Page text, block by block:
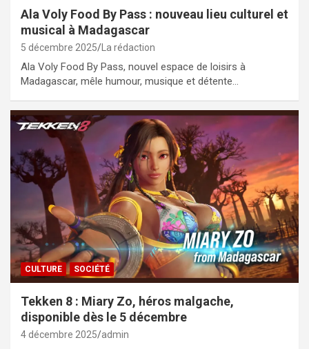
Ala Voly Food By Pass : nouveau lieu culturel et
musical à Madagascar
5 décembre 2025 La rédaction
Ala Voly Food By Pass, nouvel espace de loisirs à
Madagascar, mêle humour, musique et détente…
CULTURE SOCIÉTÉ
Tekken 8 : Miary Zo, héros malgache,
disponible dès le 5 décembre
4 décembre 2025 admin